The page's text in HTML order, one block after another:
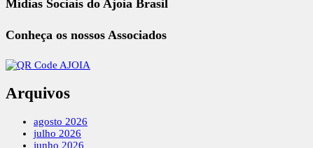
Mídias Sociais do Ajoia Brasil
Conheça os nossos Associados
Arquivos
agosto 2026
julho 2026
junho 2026